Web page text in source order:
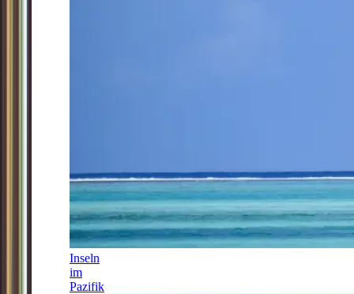
Inseln
im
Pazifik